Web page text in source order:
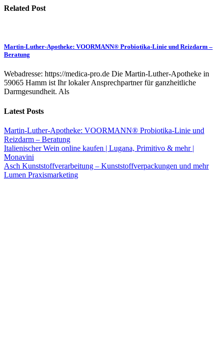
Related Post
Martin-Luther-Apotheke: VOORMANN® Probiotika-Linie und Reizdarm –
Beratung
Webadresse: https://medica-pro.de Die Martin-Luther-Apotheke in
59065 Hamm ist Ihr lokaler Ansprechpartner für ganzheitliche
Darmgesundheit. Als
Latest Posts
Martin-Luther-Apotheke: VOORMANN® Probiotika-Linie und
Reizdarm – Beratung
Italienischer Wein online kaufen | Lugana, Primitivo & mehr |
Monavini
Asch Kunststoffverarbeitung – Kunststoffverpackungen und mehr
Lumen Praxismarketing